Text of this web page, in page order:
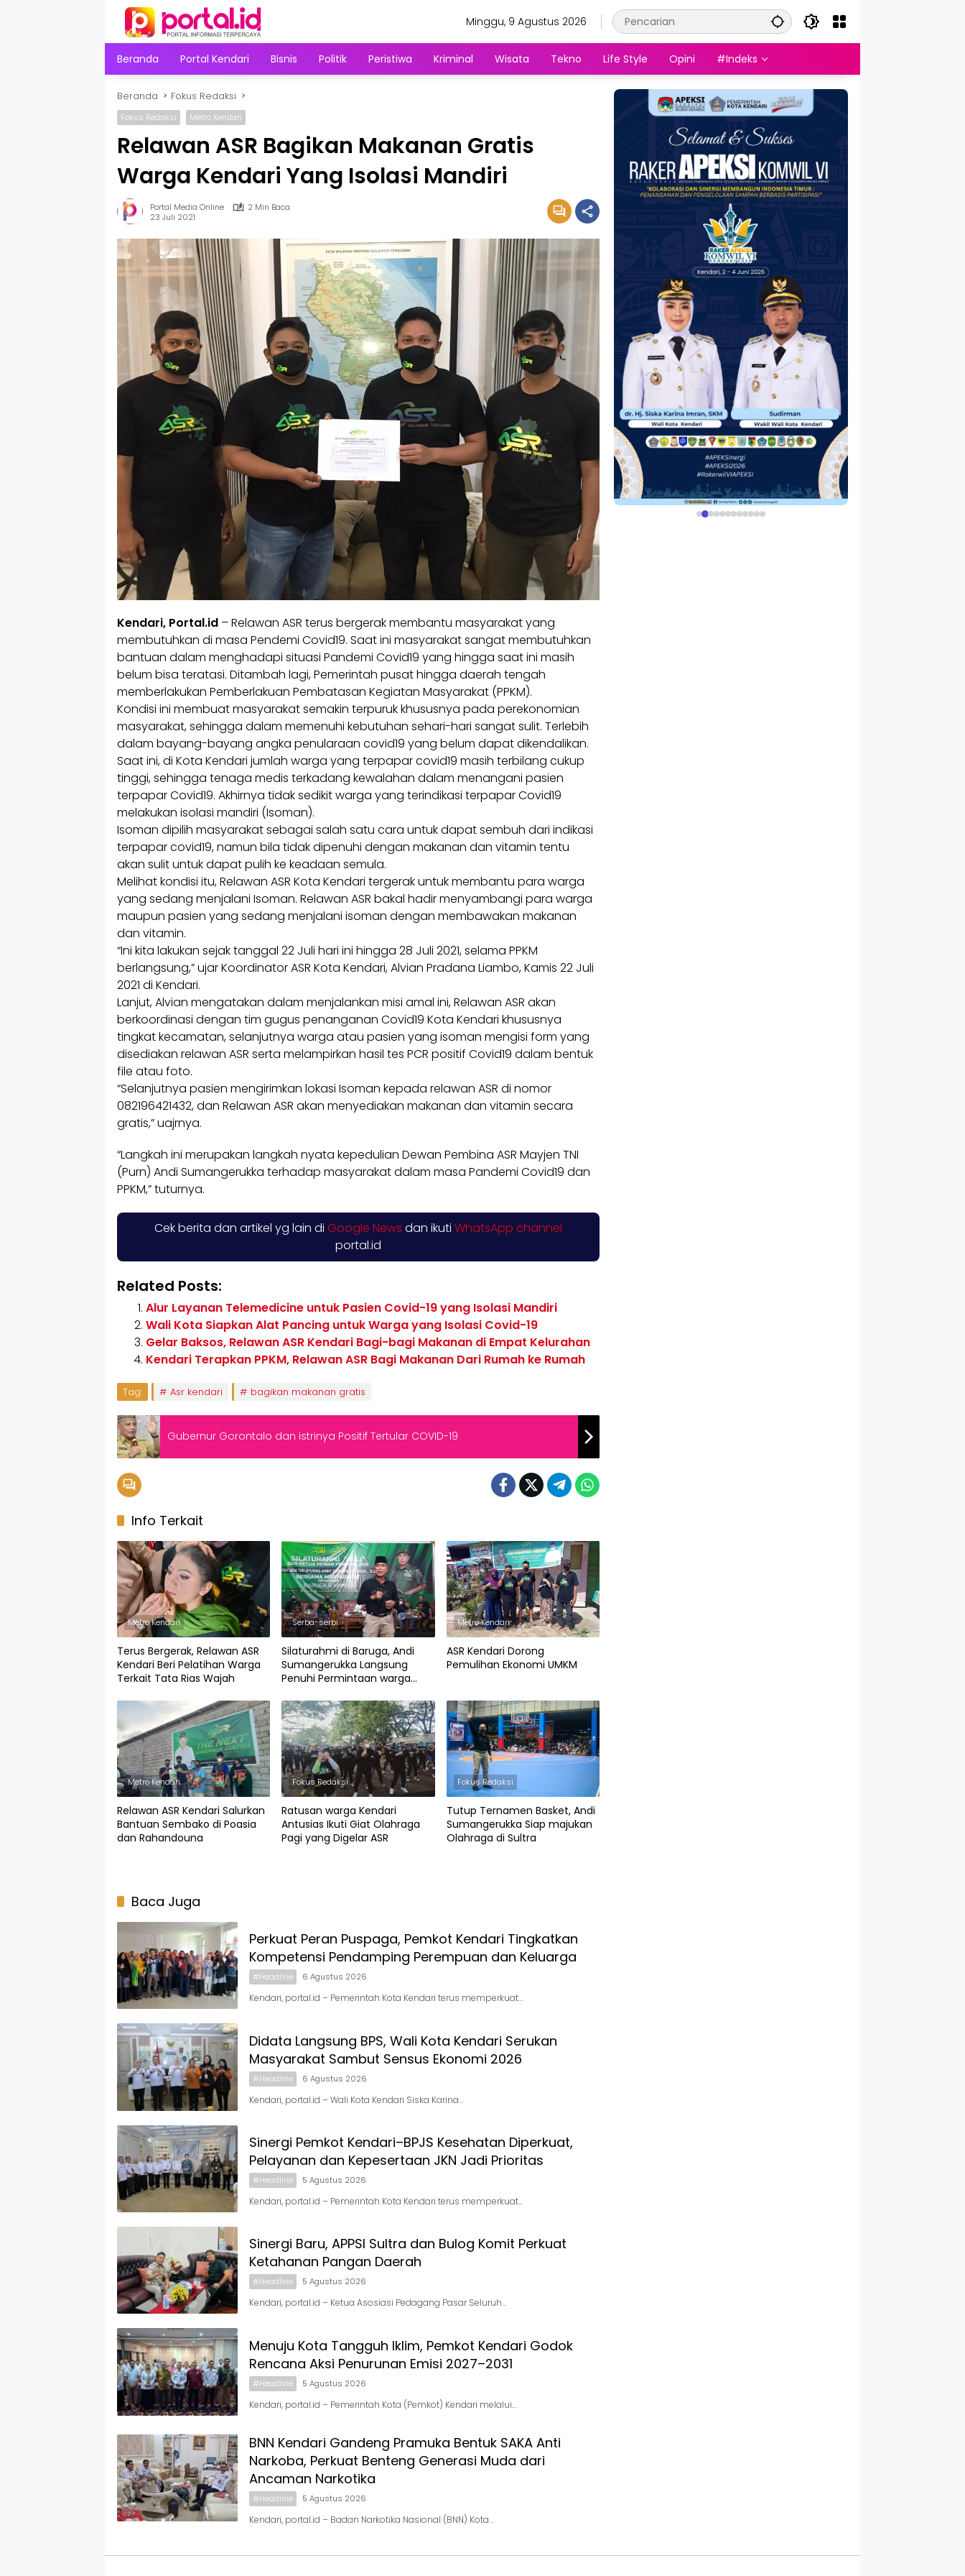
Minggu, 9 Agustus 2026
Beranda Portal Kendari Bisnis Politik Peristiwa Kriminal Wisata Tekno Life Style Opini #Indeks
Beranda Fokus Redaksi
Fokus Redaksi Metro Kendari
Relawan ASR Bagikan Makanan Gratis
Warga Kendari Yang Isolasi Mandiri
Portal Media Online
2 Min Baca
23 Juli 2021
Kendari, Portal.id – Relawan ASR terus bergerak membantu masyarakat yang
membutuhkan di masa Pendemi Covid19. Saat ini masyarakat sangat membutuhkan
bantuan dalam menghadapi situasi Pandemi Covid19 yang hingga saat ini masih
belum bisa teratasi. Ditambah lagi, Pemerintah pusat hingga daerah tengah
memberlakukan Pemberlakuan Pembatasan Kegiatan Masyarakat (PPKM).
Kondisi ini membuat masyarakat semakin terpuruk khususnya pada perekonomian
masyarakat, sehingga dalam memenuhi kebutuhan sehari-hari sangat sulit. Terlebih
dalam bayang-bayang angka penularaan covid19 yang belum dapat dikendalikan.
Saat ini, di Kota Kendari jumlah warga yang terpapar covid19 masih terbilang cukup
tinggi, sehingga tenaga medis terkadang kewalahan dalam menangani pasien
terpapar Covid19. Akhirnya tidak sedikit warga yang terindikasi terpapar Covid19
melakukan isolasi mandiri (Isoman).
Isoman dipilih masyarakat sebagai salah satu cara untuk dapat sembuh dari indikasi
terpapar covid19, namun bila tidak dipenuhi dengan makanan dan vitamin tentu
akan sulit untuk dapat pulih ke keadaan semula.
Melihat kondisi itu, Relawan ASR Kota Kendari tergerak untuk membantu para warga
yang sedang menjalani Isoman. Relawan ASR bakal hadir menyambangi para warga
maupun pasien yang sedang menjalani isoman dengan membawakan makanan
dan vitamin.
“Ini kita lakukan sejak tanggal 22 Juli hari ini hingga 28 Juli 2021, selama PPKM
berlangsung,” ujar Koordinator ASR Kota Kendari, Alvian Pradana Liambo, Kamis 22 Juli
2021 di Kendari.
Lanjut, Alvian mengatakan dalam menjalankan misi amal ini, Relawan ASR akan
berkoordinasi dengan tim gugus penanganan Covid19 Kota Kendari khususnya
tingkat kecamatan, selanjutnya warga atau pasien yang isoman mengisi form yang
disediakan relawan ASR serta melampirkan hasil tes PCR positif Covid19 dalam bentuk
file atau foto.
“Selanjutnya pasien mengirimkan lokasi Isoman kepada relawan ASR di nomor
082196421432, dan Relawan ASR akan menyediakan makanan dan vitamin secara
gratis,” uajrnya.
“Langkah ini merupakan langkah nyata kepedulian Dewan Pembina ASR Mayjen TNI
(Purn) Andi Sumangerukka terhadap masyarakat dalam masa Pandemi Covid19 dan
PPKM,” tuturnya.
Cek berita dan artikel yg lain di Google News dan ikuti WhatsApp channel
portal.id
Related Posts:
Alur Layanan Telemedicine untuk Pasien Covid-19 yang Isolasi Mandiri
Wali Kota Siapkan Alat Pancing untuk Warga yang Isolasi Covid-19
Gelar Baksos, Relawan ASR Kendari Bagi-bagi Makanan di Empat Kelurahan
Kendari Terapkan PPKM, Relawan ASR Bagi Makanan Dari Rumah ke Rumah
Tag: Asr kendari bagikan makanan gratis
Gubernur Gorontalo dan istrinya Positif Tertular COVID-19
Info Terkait
Metro Kendari
Terus Bergerak, Relawan ASR
Kendari Beri Pelatihan Warga
Terkait Tata Rias Wajah
Serba-serbi
Silaturahmi di Baruga, Andi
Sumangerukka Langsung
Penuhi Permintaan warga
Metro Kendari
ASR Kendari Dorong
Pemulihan Ekonomi UMKM
Metro Kendari
Relawan ASR Kendari Salurkan
Bantuan Sembako di Poasia
dan Rahandouna
Fokus Redaksi
Ratusan warga Kendari
Antusias Ikuti Giat Olahraga
Pagi yang Digelar ASR
Fokus Redaksi
Tutup Ternamen Basket, Andi
Sumangerukka Siap majukan
Olahraga di Sultra
Baca Juga
Perkuat Peran Puspaga, Pemkot Kendari Tingkatkan
Kompetensi Pendamping Perempuan dan Keluarga
#Headline 6 Agustus 2026
Kendari, portal.id – Pemerintah Kota Kendari terus memperkuat…
Didata Langsung BPS, Wali Kota Kendari Serukan
Masyarakat Sambut Sensus Ekonomi 2026
#Headline 6 Agustus 2026
Kendari, portal.id – Wali Kota Kendari Siska Karina…
Sinergi Pemkot Kendari–BPJS Kesehatan Diperkuat,
Pelayanan dan Kepesertaan JKN Jadi Prioritas
#Headline 5 Agustus 2026
Kendari, portal.id – Pemerintah Kota Kendari terus memperkuat…
Sinergi Baru, APPSI Sultra dan Bulog Komit Perkuat
Ketahanan Pangan Daerah
#Headline 5 Agustus 2026
Kendari, portal.id – Ketua Asosiasi Pedagang Pasar Seluruh…
Menuju Kota Tangguh Iklim, Pemkot Kendari Godok
Rencana Aksi Penurunan Emisi 2027–2031
#Headline 5 Agustus 2026
Kendari, portal.id – Pemerintah Kota (Pemkot) Kendari melalui…
BNN Kendari Gandeng Pramuka Bentuk SAKA Anti
Narkoba, Perkuat Benteng Generasi Muda dari
Ancaman Narkotika
#Headline 5 Agustus 2026
Kendari, portal.id – Badan Narkotika Nasional (BNN) Kota…